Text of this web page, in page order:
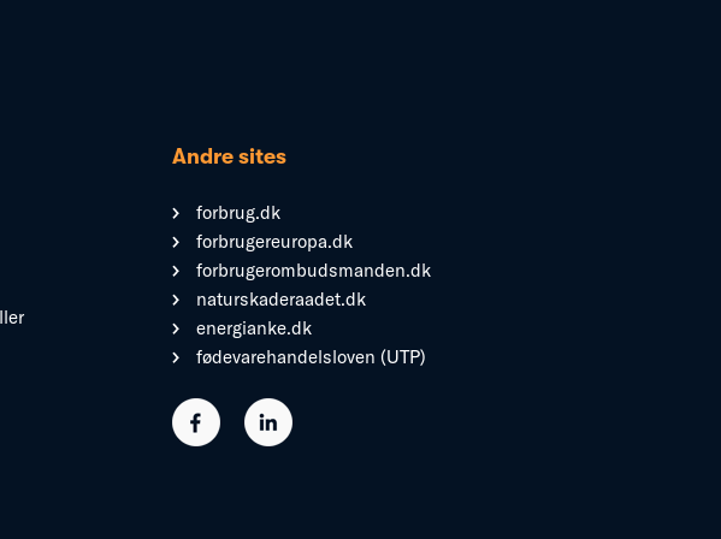
Andre sites
forbrug.dk
forbrugereuropa.dk
forbrugerombudsmanden.dk
naturskaderaadet.dk
energianke.dk
fødevarehandelsloven (UTP)